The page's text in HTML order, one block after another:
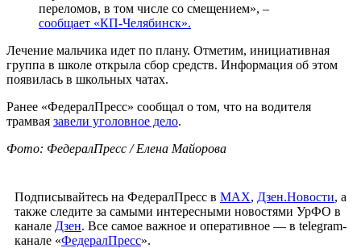
переломов, в том числе со смещением», –
сообщает «КП-Челябинск».
Лечение мальчика идет по плану. Отметим, инициативная
группа в школе открыла сбор средств. Информация об этом
появилась в школьных чатах.
Ранее «ФедералПресс» сообщал о том, что на водителя
трамвая завели уголовное дело.
Фото: ФедералПресс / Елена Майорова
Подписывайтесь на ФедералПресс в МАХ, Дзен.Новости, а
также следите за самыми интересными новостями УрФО в
канале Дзен. Все самое важное и оперативное — в telegram-
канале «ФедералПресс».